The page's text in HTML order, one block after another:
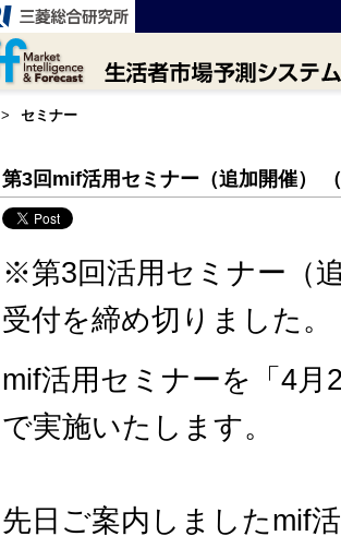
> セミナー
第3回mif活用セミナー（追加開催）
※第3回活用セミナー（
受付を締め切りました。
mif活用セミナーを「4月
で実施いたします。
先日ご案内しましたmif